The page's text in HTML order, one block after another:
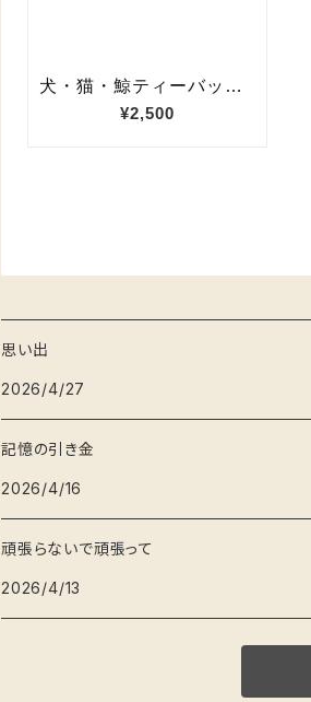
思い出
2026/4/27
記憶の引き金
2026/4/16
頑張らないで頑張って
2026/4/13